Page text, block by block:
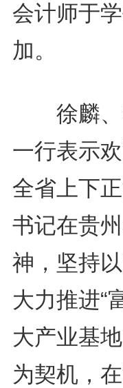
会计师于
加。
徐麟、
一行表示
全省上下
书记在贵
神，坚持
大力推进“
大产业基
为契机，